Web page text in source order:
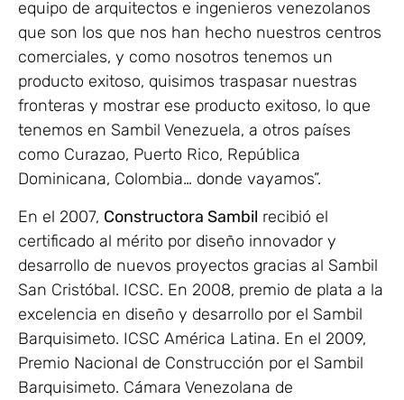
equipo de arquitectos e ingenieros venezolanos
que son los que nos han hecho nuestros centros
comerciales, y como nosotros tenemos un
producto exitoso, quisimos traspasar nuestras
fronteras y mostrar ese producto exitoso, lo que
tenemos en Sambil Venezuela, a otros países
como Curazao, Puerto Rico, República
Dominicana, Colombia… donde vayamos”.
En el 2007, Constructora Sambil recibió el
certificado al mérito por diseño innovador y
desarrollo de nuevos proyectos gracias al Sambil
San Cristóbal. ICSC. En 2008, premio de plata a la
excelencia en diseño y desarrollo por el Sambil
Barquisimeto. ICSC América Latina. En el 2009,
Premio Nacional de Construcción por el Sambil
Barquisimeto. Cámara Venezolana de